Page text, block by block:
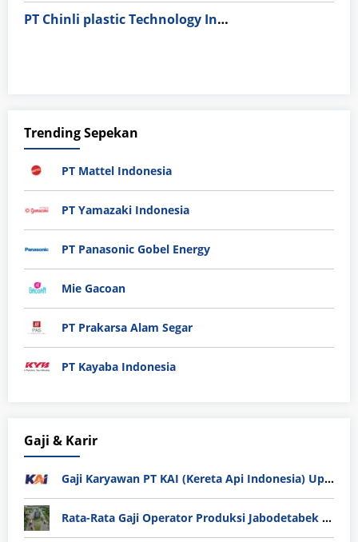
PT Chinli plastic Technology Indonesia
Trending Sepekan
PT Mattel Indonesia
PT Yamazaki Indonesia
PT Panasonic Gobel Energy
Mie Gacoan
PT Prakarsa Alam Segar
PT Kayaba Indonesia
Gaji & Karir
Gaji Karyawan PT KAI (Kereta Api Indonesia) Update 2025
Rata-Rata Gaji Operator Produksi Jabodetabek 2025: Bedah Tuntas UMK, Lemburan, dan Realita Hidup Buruh